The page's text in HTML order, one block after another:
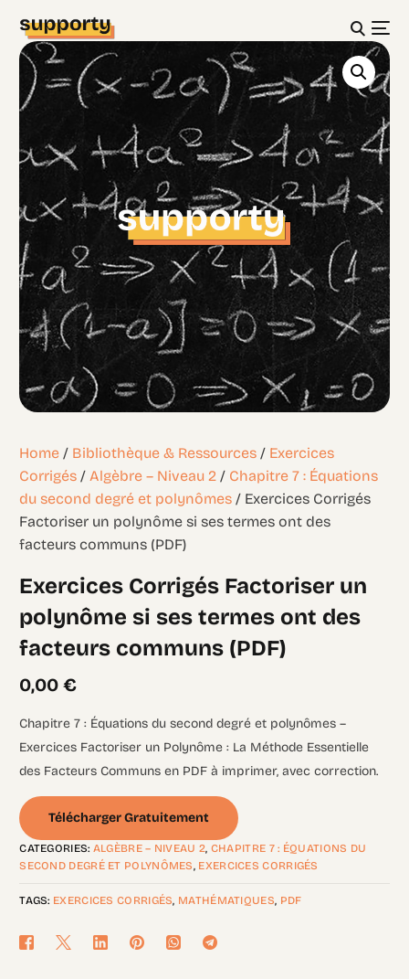
Home / Bibliothèque & Ressources / Exercices
Corrigés / Algèbre – Niveau 2 / Chapitre 7 : Équations
du second degré et polynômes / Exercices Corrigés
Factoriser un polynôme si ses termes ont des
facteurs communs (PDF)
Exercices Corrigés Factoriser un
polynôme si ses termes ont des
facteurs communs (PDF)
0,00€
Chapitre 7 : Équations du second degré et polynômes –
Exercices Factoriser un Polynôme : La Méthode Essentielle
des Facteurs Communs en PDF à imprimer, avec correction.
Télécharger Gratuitement
CATEGORIES: ALGÈBRE – NIVEAU 2, CHAPITRE 7 : ÉQUATIONS DU
SECOND DEGRÉ ET POLYNÔMES, EXERCICES CORRIGÉS
TAGS: EXERCICES CORRIGÉS, MATHÉMATIQUES, PDF